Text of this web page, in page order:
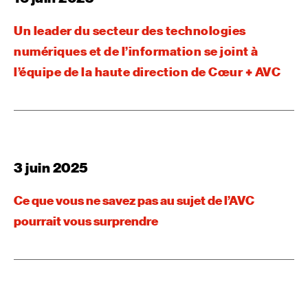
Un leader du secteur des technologies
numériques et de l’information se joint à
l’équipe de la haute direction de Cœur + AVC
3 juin 2025
Ce que vous ne savez pas au sujet de l’AVC
pourrait vous surprendre